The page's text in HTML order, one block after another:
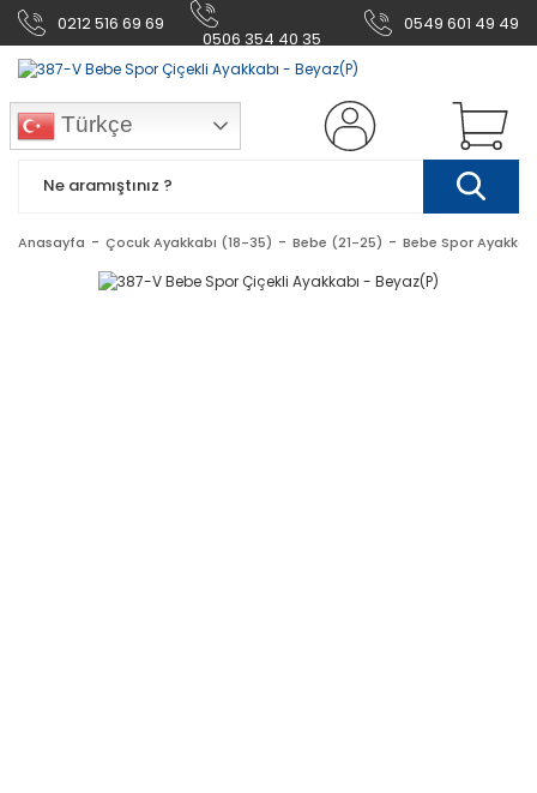
0212 516 69 69
0506 354 40 35
0549 601 49 49
Türkçe
Anasayfa Çocuk Ayakkabı (18-35) Bebe (21-25) Bebe Spor